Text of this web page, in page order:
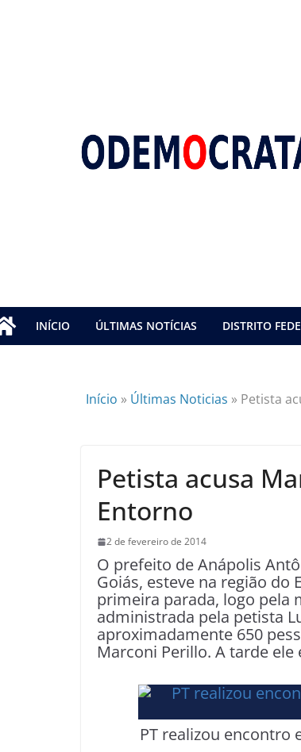
INÍCIO ÚLTIMAS NOTÍCIAS DISTRITO
Início » Últimas Noticias » Petista
Petista acusa
Entorno
2 de fevereiro de 2014
O prefeito de Anápolis
Goiás, esteve na região do
primeira parada, logo pela
administrada pela petista
aproximadamente 650
Marconi Perillo. A tarde ele
PT realizou encontro